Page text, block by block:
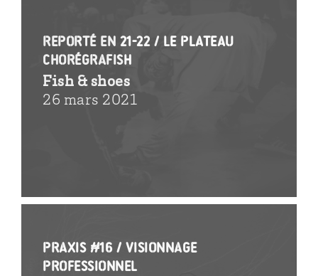
Reporté en 21-22 / Le plateau
ChorégraFish
Fish & shoes
26 mars 2021
PRAXIS #16 / visionnage
professionnel